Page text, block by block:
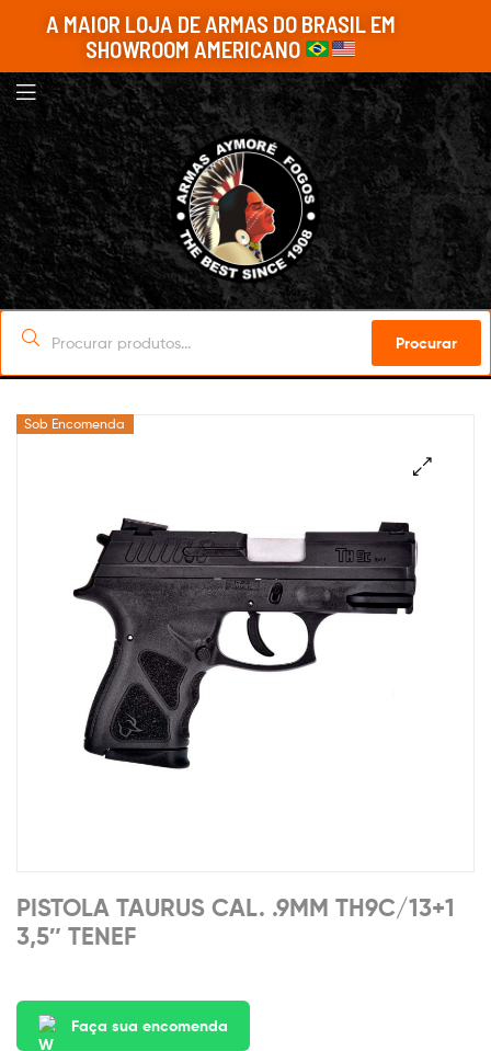
A MAIOR LOJA DE ARMAS DO BRASIL EM
SHOWROOM AMERICANO
Procurar
Sob Encomenda
PISTOLA TAURUS CAL. .9MM TH9C/13+1
3,5″ TENEF
Faça sua encomenda